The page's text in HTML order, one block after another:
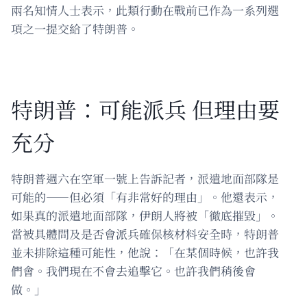
兩名知情人士表示，此類行動在戰前已作為一系列選
項之一提交給了特朗普。
特朗普：可能派兵 但理由要
充分
特朗普週六在空軍一號上告訴記者，派遣地面部隊是
可能的——但必須「有非常好的理由」。他還表示，
如果真的派遣地面部隊，伊朗人將被「徹底摧毀」。
當被具體問及是否會派兵確保核材料安全時，特朗普
並未排除這種可能性，他說：「在某個時候，也許我
們會。我們現在不會去追擊它。也許我們稍後會
做。」